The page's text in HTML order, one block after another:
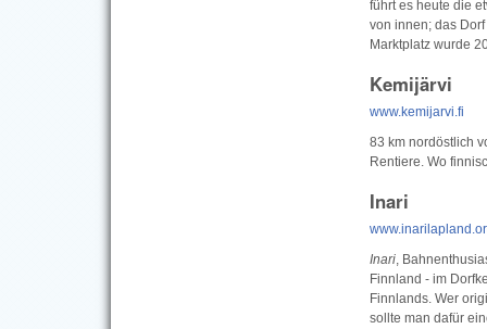
führt es heute die
von innen; das
Marktplatz wurde
Kemijärvi
www.kemijarvi.fi
83 km nordöstlich
Rentiere. Wo
Inari
Inari,
Finnland - im
Finnlands. Wer
sollte man dafür